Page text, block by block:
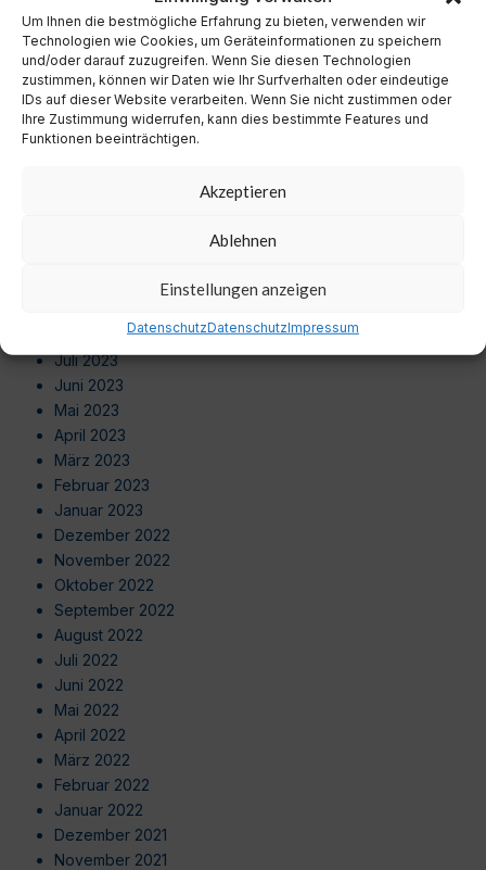
Um Ihnen die bestmögliche Erfahrung zu bieten, verwenden wir
Technologien wie Cookies, um Geräteinformationen zu speichern
und/oder darauf zuzugreifen. Wenn Sie diesen Technologien
zustimmen, können wir Daten wie Ihr Surfverhalten oder eindeutige
IDs auf dieser Website verarbeiten. Wenn Sie nicht zustimmen oder
Ihre Zustimmung widerrufen, kann dies bestimmte Features und
Funktionen beeinträchtigen.
Akzeptieren
Ablehnen
Einstellungen anzeigen
DatenschutzDatenschutzImpressum
August 2024
Juli 2024
Juni 2024
Mai 2024
April 2024
August 2023
Juli 2023
Juni 2023
Mai 2023
April 2023
März 2023
Februar 2023
Januar 2023
Dezember 2022
November 2022
Oktober 2022
September 2022
August 2022
Juli 2022
Juni 2022
Mai 2022
April 2022
März 2022
Februar 2022
Januar 2022
Dezember 2021
November 2021